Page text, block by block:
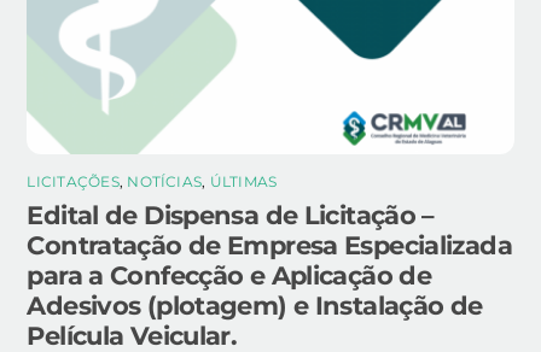
LICITAÇÕES, NOTÍCIAS, ÚLTIMAS
Edital de Dispensa de Licitação –
Contratação de Empresa Especializada
para a Confecção e Aplicação de
Adesivos (plotagem) e Instalação de
Película Veicular.